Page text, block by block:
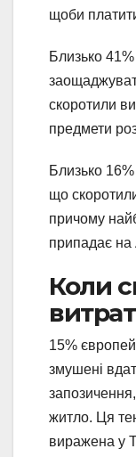
щоби
Близько
скоротили
предмети
Близько
що
причому
припадає на
Коли
15%
змушені
житло. Ця
виражена у